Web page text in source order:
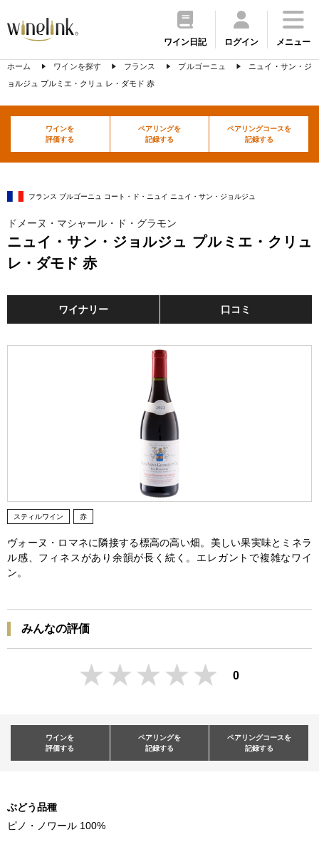
ワイン日記 ログイン メニュー
ホーム ワインを探す フランス ブルゴーニュ
ニュイ・サン・ジ
ョルジュ プルミエ・クリュ レ・ダモド 赤
ワインを
評価する
ペアリングを
記録する
ペアリングコースを
記録する
フランス ブルゴーニュ コート・ド・ニュイ ニュイ・サン・ジョルジュ
ドメーヌ・マシャール・ド・グラモン
ニュイ・サン・ジョルジュ プルミエ・クリュ
レ・ダモド 赤
ワイナリー 口コミ
スティルワイン 赤
ヴォーヌ・ロマネに隣接する標高の高い畑。美しい果実味とミネラ
ル感、フィネスがあり余韻が長く続く。エレガントで複雑なワイ
ン。
みんなの評価
0
ワインを
評価する
ペアリングを
記録する
ペアリングコースを
記録する
ぶどう品種
ピノ・ノワール 100%